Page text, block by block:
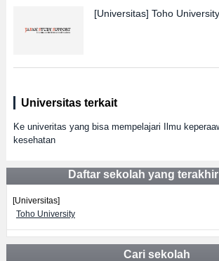
[Universitas] Toho University
Universitas terkait
Ke univeritas yang bisa mempelajari Ilmu
kesehatan
Daftar sekolah yang
[Universitas]
Toho University
Cari sekolah